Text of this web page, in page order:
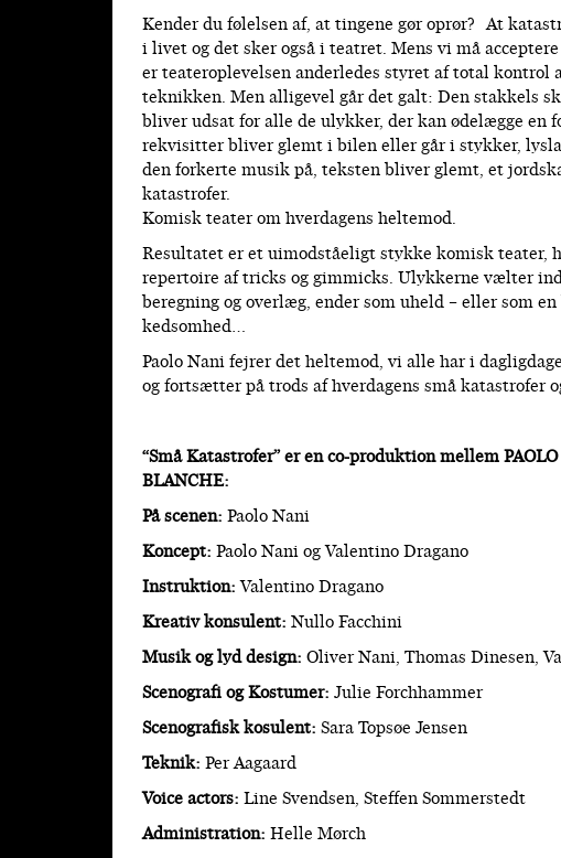
Kender du følelsen af, at tingene gør oprør? At
i livet og det sker også i teatret. Mens vi må
er teateroplevelsen anderledes styret af total kontrol
teknikken. Men alligevel går det galt: Den stakkels
bliver udsat for alle de ulykker, der kan ødelægge
rekvisitter bliver glemt i bilen eller går i stykker,
den forkerte musik på, teksten bliver glemt, et
katastrofer.
Komisk teater om hverdagens heltemod.
Resultatet er et uimodståeligt stykke komisk teater,
repertoire af tricks og gimmicks. Ulykkerne vælter
beregning og overlæg, ender som uheld – eller som
kedsomhed…
Paolo Nani fejrer det heltemod, vi alle har i
og fortsætter på trods af hverdagens små katastrofer
“Små Katastrofer” er en co-produktion mellem
BLANCHE:
På scenen: Paolo Nani
Koncept: Paolo Nani og Valentino Dragano
Instruktion:Valentino Dragano
Kreativ konsulent: Nullo Facchini
Musik og lyd design: Oliver Nani, Thomas Dinesen,
Scenografi og Kostumer: Julie Forchhammer
Scenografisk kosulent: Sara Topsøe Jensen
Teknik: Per Aagaard
Voice actors: Line Svendsen, Steffen Sommerstedt
Administration: Helle Mørch